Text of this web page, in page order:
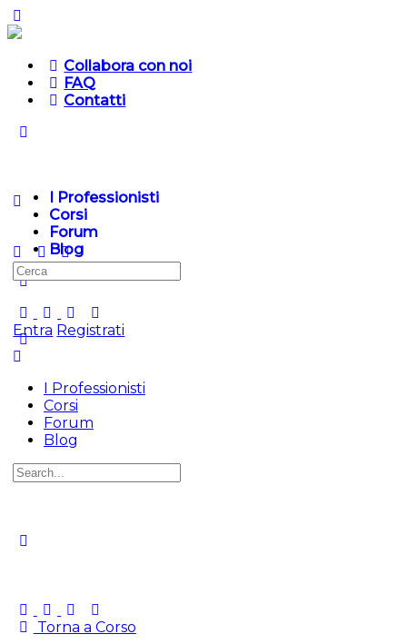
Collabora con noi
FAQ
Contatti
I Professionisti
Corsi
Forum
Blog
Entra Registrati
I Professionisti
Corsi
Forum
Blog
Torna a Corso